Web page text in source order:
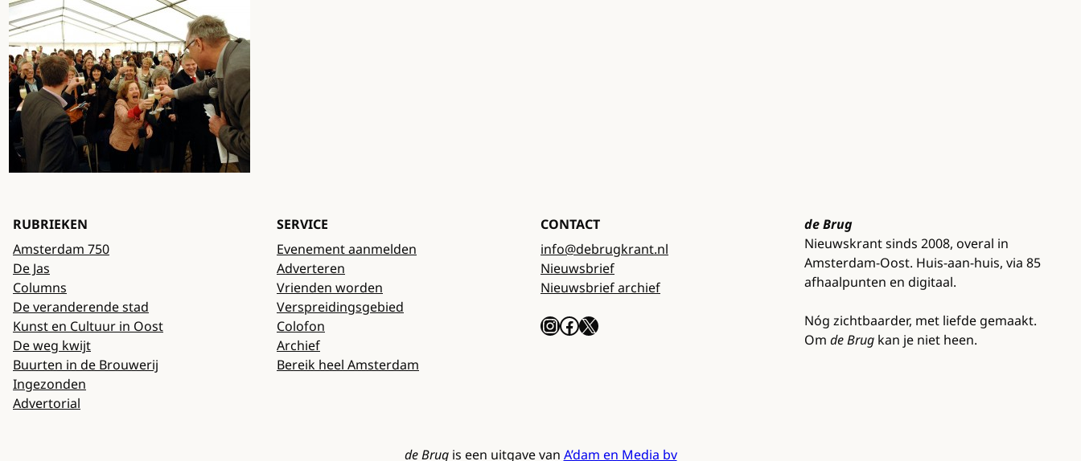
RUBRIEKEN
Amsterdam 750
De Jas
Columns
De veranderende stad
Kunst en Cultuur in Oost
De weg kwijt
Buurten in de Brouwerij
Ingezonden
Advertorial
SERVICE
Evenement aanmelden
Adverteren
Vrienden worden
Verspreidingsgebied
Colofon
Archief
Bereik heel Amsterdam
CONTACT
info@debrugkrant.nl
Nieuwsbrief
Nieuwsbrief archief
InstagramFacebook X
de Brug
Nieuwskrant sinds 2008, overal in
Amsterdam-Oost. Huis-aan-huis, via 85
afhaalpunten en digitaal.
Nóg zichtbaarder, met liefde gemaakt.
Om de Brug kan je niet heen.
de Brug is een uitgave van A’dam en Media bv